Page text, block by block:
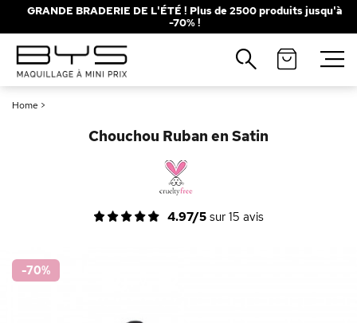
GRANDE BRADERIE DE L'ÉTÉ ! Plus de 2500 produits jusqu'à
-70% !
Home >
Chouchou Ruban en Satin
4.97/5 sur 15 avis
-70%
Fermer
Recherches populaires